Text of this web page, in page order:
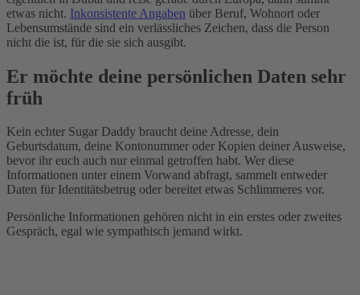
etwas nicht. Inkonsistente Angaben über Beruf, Wohnort oder
Lebensumstände sind ein verlässliches Zeichen, dass die Person
nicht die ist, für die sie sich ausgibt.
Er möchte deine persönlichen Daten sehr
früh
Kein echter Sugar Daddy braucht deine Adresse, dein
Geburtsdatum, deine Kontonummer oder Kopien deiner Ausweise,
bevor ihr euch auch nur einmal getroffen habt. Wer diese
Informationen unter einem Vorwand abfragt, sammelt entweder
Daten für Identitätsbetrug oder bereitet etwas Schlimmeres vor.
Persönliche Informationen gehören nicht in ein erstes oder zweites
Gespräch, egal wie sympathisch jemand wirkt.